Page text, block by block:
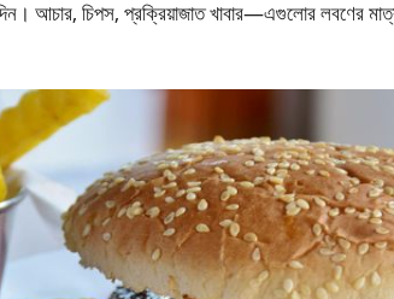
আচার, চিপস, প্রক্রিয়াজাত খাবার—এগুলোর লবণের